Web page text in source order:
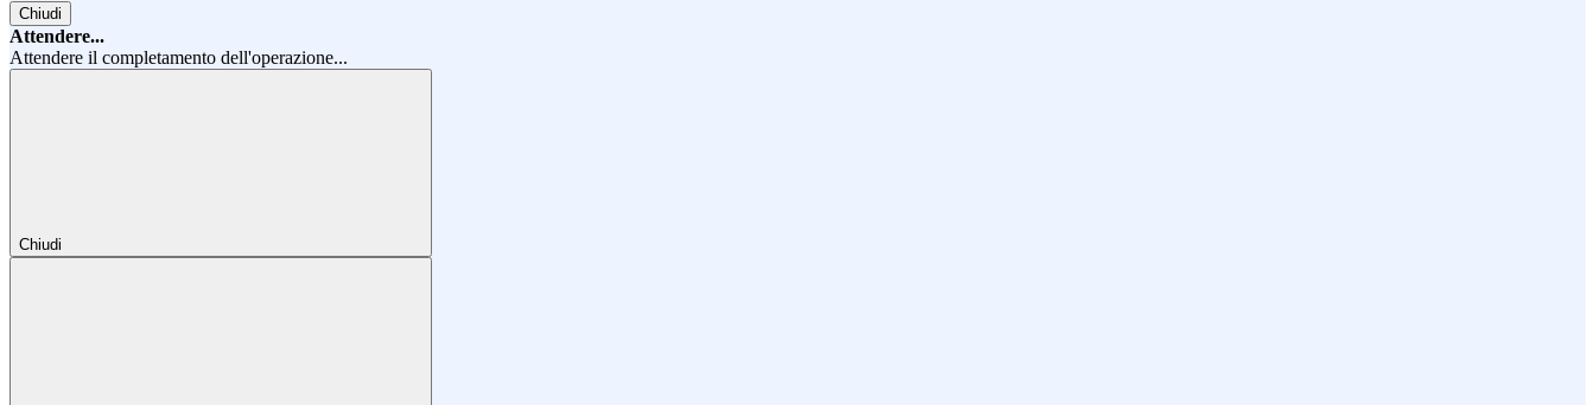
Chiudi
Attendere...
Attendere il completamento dell'operazione...
Chiudi